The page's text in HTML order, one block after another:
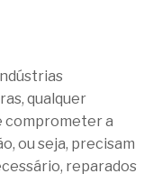
qualquer
comprometer a
ou seja, precisam
reparados